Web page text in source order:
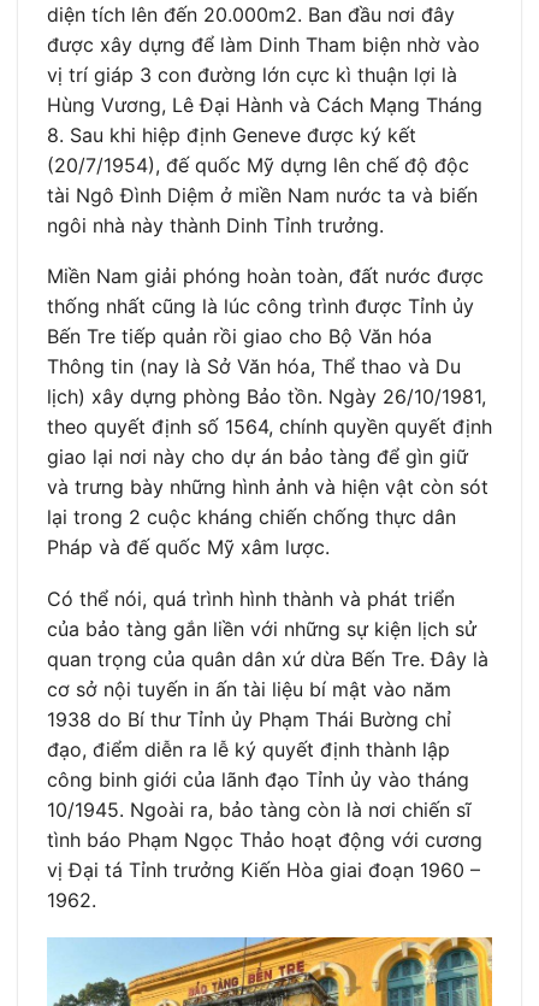
diện tích lên đến 20.000m2. Ban đầu nơi đây
được xây dựng để làm Dinh Tham biện nhờ vào
vị trí giáp 3 con đường lớn cực kì thuận lợi là
Hùng Vương, Lê Đại Hành và Cách Mạng Tháng
8. Sau khi hiệp định Geneve được ký kết
(20/7/1954), đế quốc Mỹ dựng lên chế độ độc
tài Ngô Đình Diệm ở miền Nam nước ta và biến
ngôi nhà này thành Dinh Tỉnh trưởng.
Miền Nam giải phóng hoàn toàn, đất nước được
thống nhất cũng là lúc công trình được Tỉnh ủy
Bến Tre tiếp quản rồi giao cho Bộ Văn hóa
Thông tin (nay là Sở Văn hóa, Thể thao và Du
lịch) xây dựng phòng Bảo tồn. Ngày 26/10/1981,
theo quyết định số 1564, chính quyền quyết định
giao lại nơi này cho dự án bảo tàng để gìn giữ
và trưng bày những hình ảnh và hiện vật còn sót
lại trong 2 cuộc kháng chiến chống thực dân
Pháp và đế quốc Mỹ xâm lược.
Có thể nói, quá trình hình thành và phát triển
của bảo tàng gắn liền với những sự kiện lịch sử
quan trọng của quân dân xứ dừa Bến Tre. Đây là
cơ sở nội tuyến in ấn tài liệu bí mật vào năm
1938 do Bí thư Tỉnh ủy Phạm Thái Bường chỉ
đạo, điểm diễn ra lễ ký quyết định thành lập
công binh giới của lãnh đạo Tỉnh ủy vào tháng
10/1945. Ngoài ra, bảo tàng còn là nơi chiến sĩ
tình báo Phạm Ngọc Thảo hoạt động với cương
vị Đại tá Tỉnh trưởng Kiến Hòa giai đoạn 1960 –
1962.